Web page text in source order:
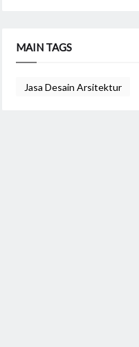
MAIN TAGS
Jasa Desain Arsitektur